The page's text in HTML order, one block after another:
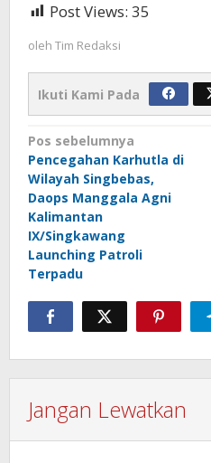
Post Views: 35
oleh Tim Redaksi
Ikuti Kami Pada
Navigasi
pos
Pos sebelumnya
Pencegahan Karhutla di
Wilayah Singbebas,
Daops Manggala Agni
Kalimantan
IX/Singkawang
Launching Patroli
Terpadu
Jangan Lewatkan